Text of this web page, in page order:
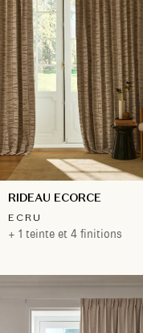
RIDEAU ECORCE
ECRU
+ 1 teinte et 4 finitions